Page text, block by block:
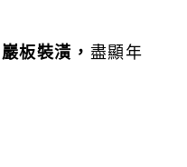
板裝潢， 盡顯年